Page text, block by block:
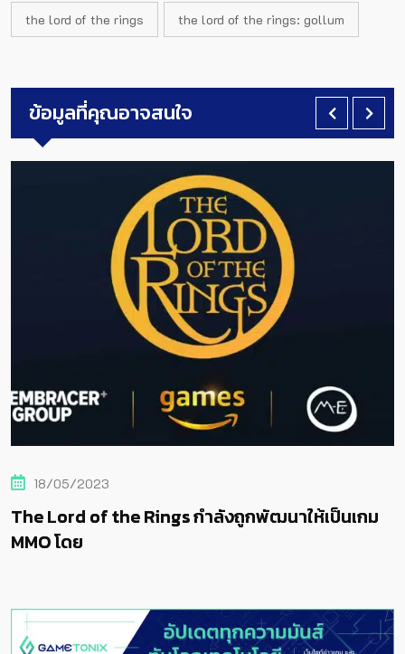
the lord of the rings the lord of the rings: gollum
ข้อมูลที่คุณอาจสนใจ
18/05/2023
The Lord of the Rings กำลังถูกพัฒนาให้เป็นเกม
MMO โดย